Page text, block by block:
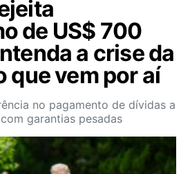
de US$ 700
a crise da
que vem por aí
no pagamento de dívidas a
garantias pesadas